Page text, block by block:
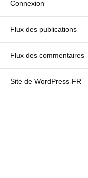
Connexion
Flux des publications
Flux des commentaires
Site de WordPress-FR